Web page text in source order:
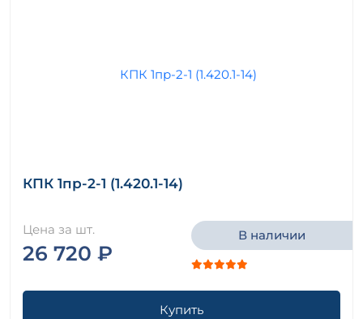
КПК 1пр-2-1 (1.420.1-14)
Цена за шт.
26 720 ₽
В наличии
Купить